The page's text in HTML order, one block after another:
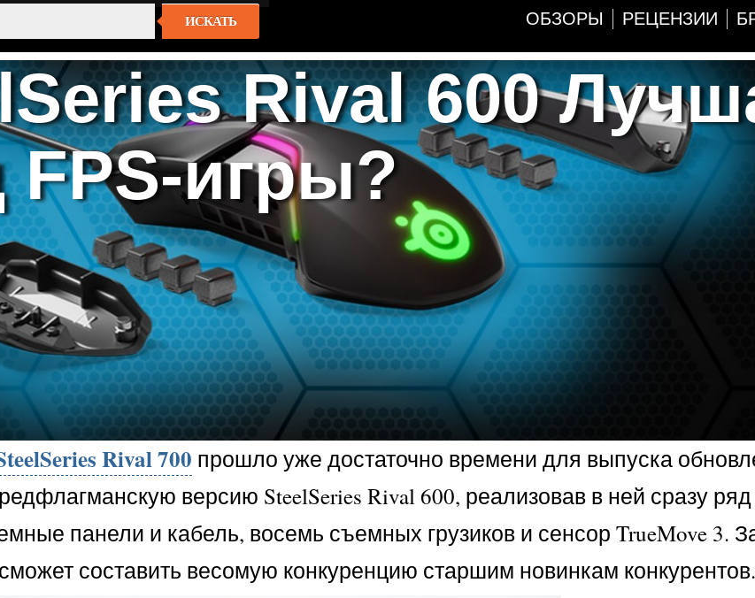
ИСКАТЬ ОБЗОРЫ РЕЦЕНЗИИ
Rival 600
игры?
Rival 700 прошло уже достаточно времени для выпуска
версию SteelSeries Rival 600, реализовав в ней сразу
панели и кабель, восемь съемных грузиков и сенсор TrueMove 3.
составить весомую конкуренцию старшим новинкам конкурентов.